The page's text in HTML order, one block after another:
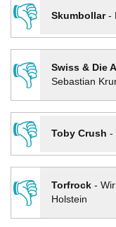
👎
Skumbollar-
👎
Swiss & Die
Sebastian
👎
Toby Crush -
👎
Torfrock-
Holstein